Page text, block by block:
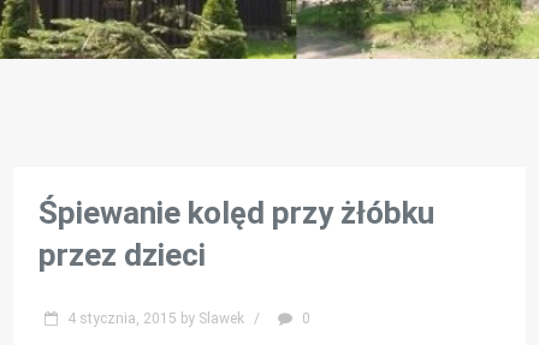
Śpiewanie kolęd przy żłóbku
przez dzieci
4 stycznia, 2015 by Slawek / 0